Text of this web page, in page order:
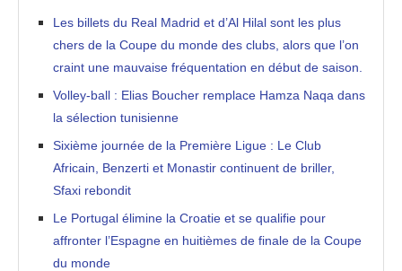
Les billets du Real Madrid et d’Al Hilal sont les plus
chers de la Coupe du monde des clubs, alors que l’on
craint une mauvaise fréquentation en début de saison.
Volley-ball : Elias Boucher remplace Hamza Naqa dans
la sélection tunisienne
Sixième journée de la Première Ligue : Le Club
Africain, Benzerti et Monastir continuent de briller,
Sfaxi rebondit
Le Portugal élimine la Croatie et se qualifie pour
affronter l’Espagne en huitièmes de finale de la Coupe
du monde